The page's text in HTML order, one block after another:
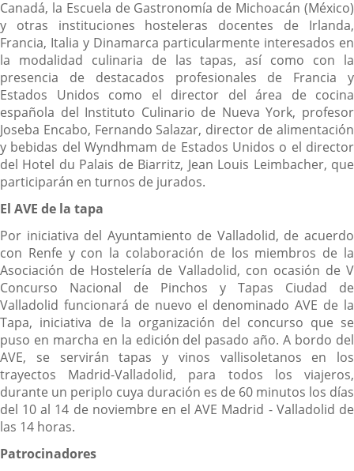
Canadá, la Escuela de Gastronomía de Michoacán (México)
y otras instituciones hosteleras docentes de Irlanda,
Francia, Italia y Dinamarca particularmente interesados en
la modalidad culinaria de las tapas, así como con la
presencia de destacados profesionales de Francia y
Estados Unidos como el director del área de cocina
española del Instituto Culinario de Nueva York, profesor
Joseba Encabo, Fernando Salazar, director de alimentación
y bebidas del Wyndhmam de Estados Unidos o el director
del Hotel du Palais de Biarritz, Jean Louis Leimbacher, que
participarán en turnos de jurados.
El AVE de la tapa
Por iniciativa del Ayuntamiento de Valladolid, de acuerdo
con Renfe y con la colaboración de los miembros de la
Asociación de Hostelería de Valladolid, con ocasión de V
Concurso Nacional de Pinchos y Tapas Ciudad de
Valladolid funcionará de nuevo el denominado AVE de la
Tapa, iniciativa de la organización del concurso que se
puso en marcha en la edición del pasado año. A bordo del
AVE, se servirán tapas y vinos vallisoletanos en los
trayectos Madrid-Valladolid, para todos los viajeros,
durante un periplo cuya duración es de 60 minutos los días
del 10 al 14 de noviembre en el AVE Madrid - Valladolid de
las 14 horas.
Patrocinadores